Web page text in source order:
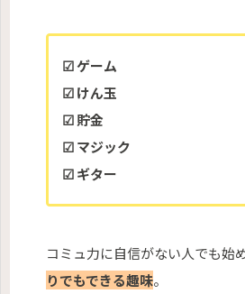
☑ ゲーム
☑ けん玉
☑ 貯金
☑ マジック
☑ ギター
コミュ力に自信がない人でも始
りでもできる趣味。